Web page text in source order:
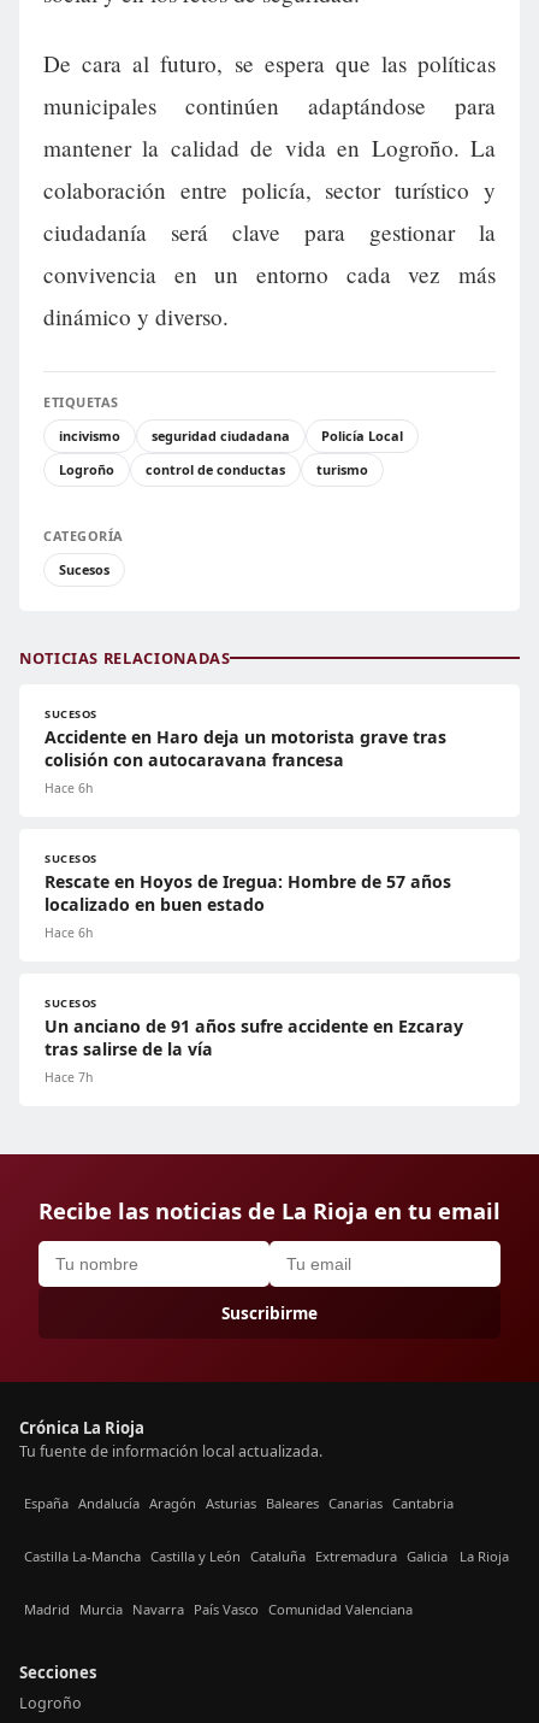
De cara al futuro, se espera que las políticas
municipales continúen adaptándose para
mantener la calidad de vida en Logroño. La
colaboración entre policía, sector turístico y
ciudadanía será clave para gestionar la
convivencia en un entorno cada vez más
dinámico y diverso.
ETIQUETAS
incivismo
seguridad ciudadana
Policía Local
Logroño
control de conductas turismo
CATEGORÍA
Sucesos
NOTICIAS RELACIONADAS
SUCESOS
Accidente en Haro deja un motorista grave tras
colisión con autocaravana francesa
Hace 6h
SUCESOS
Rescate en Hoyos de Iregua: Hombre de 57 años
localizado en buen estado
Hace 6h
SUCESOS
Un anciano de 91 años sufre accidente en Ezcaray
tras salirse de la vía
Hace 7h
Recibe las noticias de La Rioja en tu email
Suscribirme
Crónica La Rioja
Tu fuente de información local actualizada.
España Andalucía Aragón Asturias Baleares Canarias Cantabria
Castilla La-Mancha Castilla y León Cataluña Extremadura Galicia La Rioja
Madrid Murcia Navarra País Vasco Comunidad Valenciana
Secciones
Logroño